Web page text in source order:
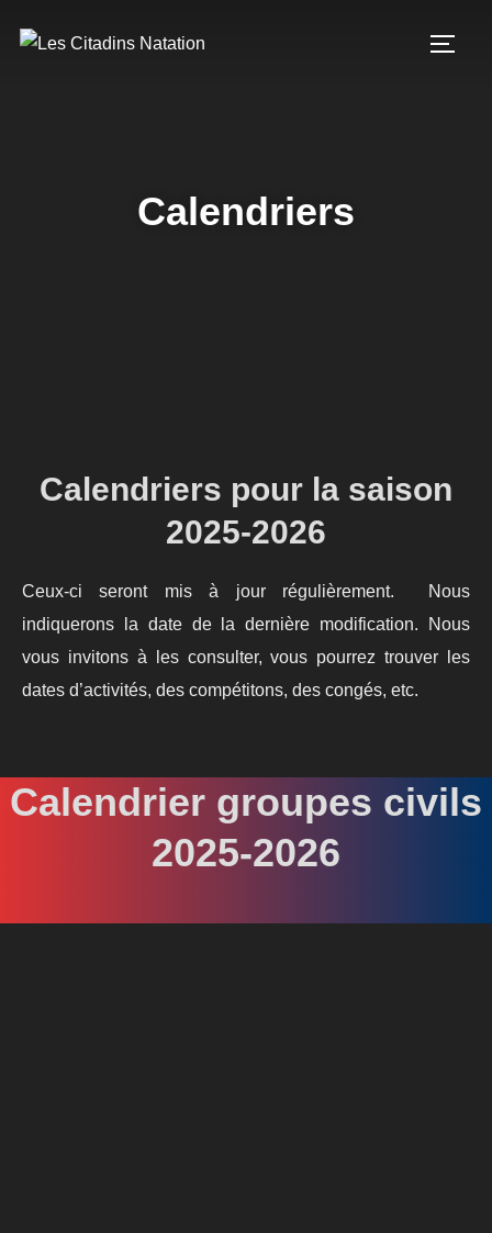
Calendriers
Calendriers pour la saison
2025-2026
Ceux-ci seront mis à jour régulièrement. Nous
indiquerons la date de la dernière modification. Nous
vous invitons à les consulter, vous pourrez trouver les
dates d’activités, des compétitons, des congés, etc.
Calendrier groupes civils
2025-2026